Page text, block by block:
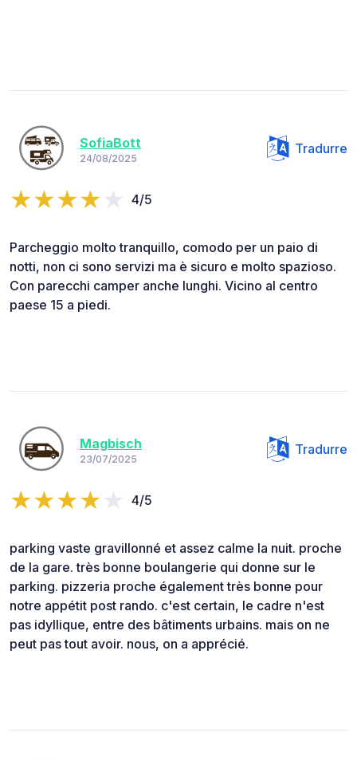
SofiaBott
24/08/2025
Tradurre
4/5
Parcheggio molto tranquillo, comodo per un paio di
notti, non ci sono servizi ma è sicuro e molto spazioso.
Con parecchi camper anche lunghi. Vicino al centro
paese 15 a piedi.
Magbisch
23/07/2025
Tradurre
4/5
parking vaste gravillonné et assez calme la nuit. proche
de la gare. très bonne boulangerie qui donne sur le
parking. pizzeria proche également très bonne pour
notre appétit post rando. c'est certain, le cadre n'est
pas idyllique, entre des bâtiments urbains. mais on ne
peut pas tout avoir. nous, on a apprécié.